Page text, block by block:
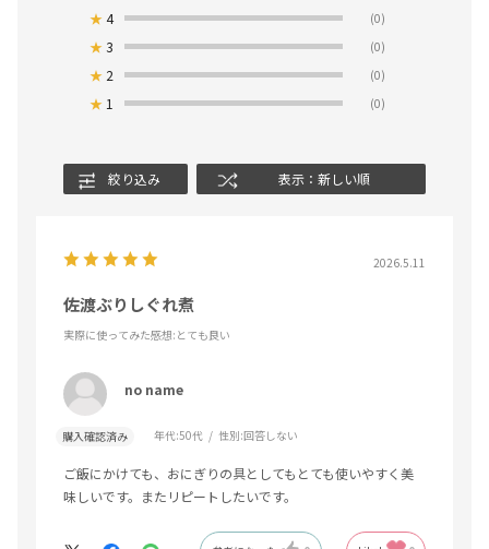
★4 (0)
★3 (0)
★ 2 (0)
★ 1 (0)
絞り込み 表示：新しい順
2026.5.11
佐渡ぶりしぐれ煮
実際に使ってみた感想:とても良い
no name
購入確認済み 年代:50代 性別:回答しない
ご飯にかけても、おにぎりの具としてもとても使いやすく美
味しいです。またリピートしたいです。